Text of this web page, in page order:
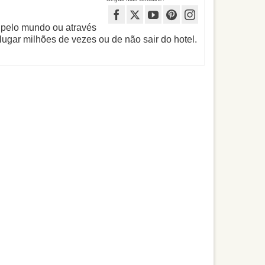
mundo ou através
milhões de vezes ou de não sair do hotel.